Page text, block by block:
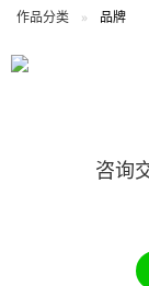
作品分类 品牌
咨询